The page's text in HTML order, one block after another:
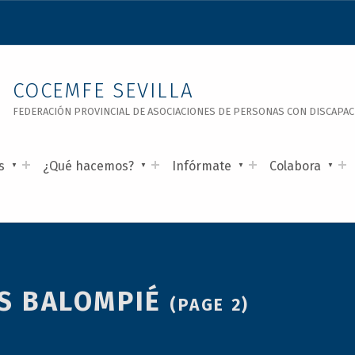
COCEMFE SEVILLA
FEDERACIÓN PROVINCIAL DE ASOCIACIONES DE PERSONAS CON
¿Qué hacemos? Infórmate Colabora
BALOMPIÉ (PAGE 2)